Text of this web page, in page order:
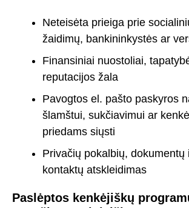
Neteisėta prieiga prie
žaidimų, bankininkystės ar
Finansiniai nuostoliai,
reputacijos žala
Pavogtos el. pašto paskyros
šlamštui, sukčiavimui ar
priedams siųsti
Privačių pokalbių, dokumentų
kontaktų atskleidimas
Paslėptos kenkėjiškų